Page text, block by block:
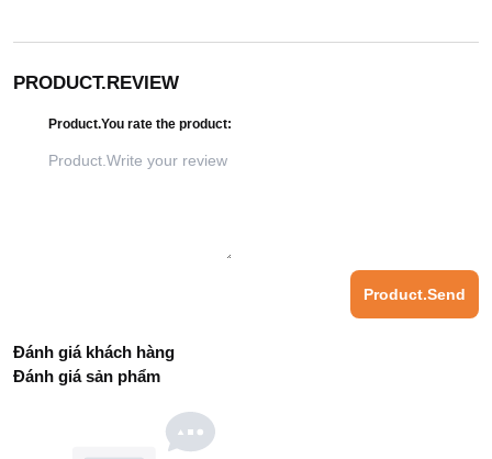
PRODUCT.REVIEW
Product.You rate the product:
Product.Send
Đánh giá khách hàng
Đánh giá sản phẩm